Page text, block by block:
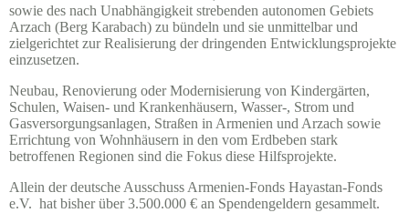
sowie des nach Unabhängigkeit strebenden autonomen Gebiets
Arzach (Berg Karabach) zu bündeln und sie unmittelbar und
zielgerichtet zur Realisierung der dringenden Entwicklungsprojekte
einzusetzen.
Neubau, Renovierung oder Modernisierung von Kindergärten,
Schulen, Waisen- und Krankenhäusern, Wasser-, Strom und
Gasversorgungsanlagen, Straßen in Armenien und Arzach sowie
Errichtung von Wohnhäusern in den vom Erdbeben stark
betroffenen Regionen sind die Fokus diese Hilfsprojekte.
Allein der deutsche Ausschuss Armenien-Fonds Hayastan-Fonds
e.V. hat bisher über 3.500.000 € an Spendengeldern gesammelt.